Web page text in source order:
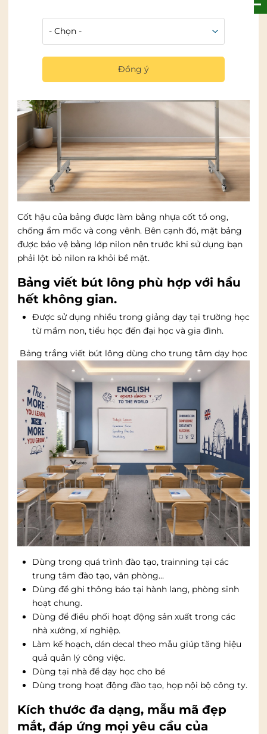
Cốt hậu của bảng được làm bằng nhựa cốt tổ ong,
chống ẩm mốc và cong vênh. Bên cạnh đó, mặt bảng
được bảo vệ bằng lớp nilon nên trước khi sử dụng bạn
phải lột bỏ nilon ra khỏi bề mặt.
Bảng viết bút lông phù hợp với hầu
hết không gian.
Được sử dụng nhiều trong giảng dạy tại trường học
từ mầm non, tiểu học đến đại học và gia đình.
Bảng trắng viết bút lông dùng cho trung tâm dạy học
Dùng trong quá trình đào tạo, trainning tại các
trung tâm đào tạo, văn phòng…
Dùng để ghi thông báo tại hành lang, phòng sinh
hoạt chung.
Dùng để điều phối hoạt động sản xuất trong các
nhà xưởng, xí nghiệp.
Làm kế hoạch, dán decal theo mẫu giúp tăng hiệu
quả quản lý công việc.
Dùng tại nhà để dạy học cho bé
Dùng trong hoạt động đào tạo, họp nội bộ công ty.
Kích thước đa dạng, mẫu mã đẹp
mắt, đáp ứng mọi yêu cầu của
Đồng ý